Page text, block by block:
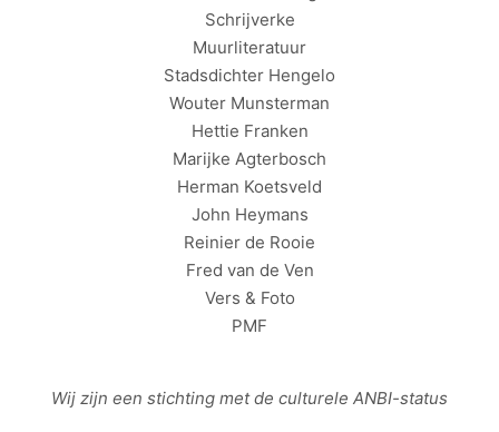
Schrijverke
Muurliteratuur
Stadsdichter Hengelo
Wouter Munsterman
Hettie Franken
Marijke Agterbosch
Herman Koetsveld
John Heymans
Reinier de Rooie
Fred van de Ven
Vers & Foto
PMF
Wij zijn een stichting met de culturele ANBI-status